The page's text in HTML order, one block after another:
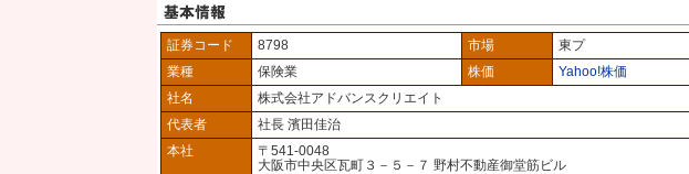
証券コード 8798 市場
東プ
業種
保険業 株価
Yahoo!株価
社名
株式会社アドバンスクリエイト
代表者
社長 濱田佳治
本社
〒541-0048
大阪市中央区瓦町３－５－７ 野村不動産御堂筋ビル